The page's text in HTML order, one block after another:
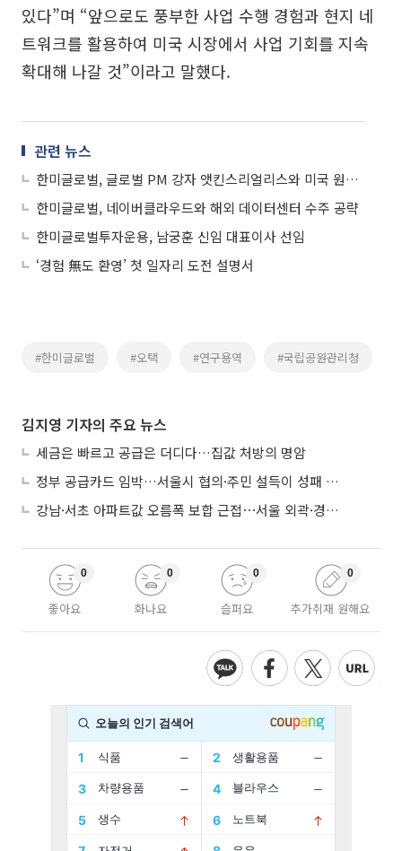
있다”며 “앞으로도 풍부한 사업 수행 경험과 현지 네
트워크를 활용하여 미국 시장에서 사업 기회를 지속
확대해 나갈 것”이라고 말했다.
관련 뉴스
한미글로벌, 글로벌 PM 강자 앳킨스리얼리스와 미국 원전 공략
한미글로벌, 네이버클라우드와 해외 데이터센터 수주 공략
한미글로벌투자운용, 남궁훈 신임 대표이사 선임
‘경험 無도 환영’ 첫 일자리 도전 설명서
#한미글로벌 #오택 #연구용역 #국립공원관리청
김지영 기자의 주요 뉴스
세금은 빠르고 공급은 더디다…집값 처방의 명암
정부 공급카드 임박…서울시 협의·주민 설득이 성패 가른다
강남·서초 아파트값 오름폭 보합 근접⋯서울 외곽·경기 남부 중심 매수세
좋아요
0
화나요
0
슬퍼요
0
추가취재 원해요
0